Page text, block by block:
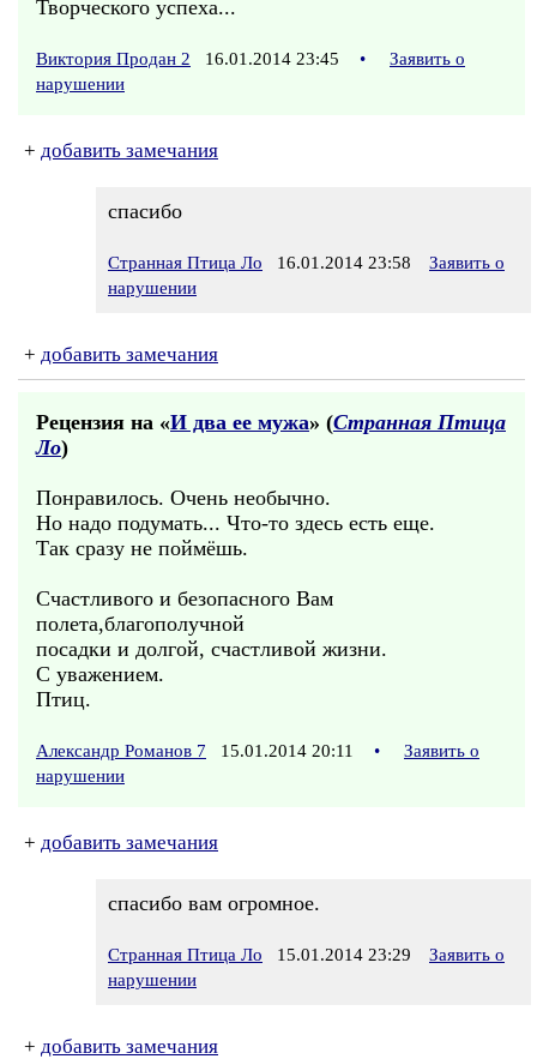
Творческого успеха...
Виктория Продан 2 16.01.2014 23:45 •
Заявить о
нарушении
+ добавить замечания
спасибо
Странная Птица Ло 16.01.2014 23:58
Заявить о
нарушении
+ добавить замечания
Рецензия на «И два ее мужа» (Странная Птица
Ло)
Понравилось. Очень необычно.
Но надо подумать... Что-то здесь есть еще.
Так сразу не поймёшь.
Счастливого и безопасного Вам
полета,благополучной
посадки и долгой, счастливой жизни.
С уважением.
Птиц.
Александр Романов 7 15.01.2014 20:11 •
Заявить о
нарушении
+ добавить замечания
спасибо вам огромное.
Странная Птица Ло 15.01.2014 23:29
Заявить о
нарушении
+ добавить замечания